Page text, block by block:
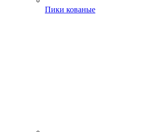
Пики кованые